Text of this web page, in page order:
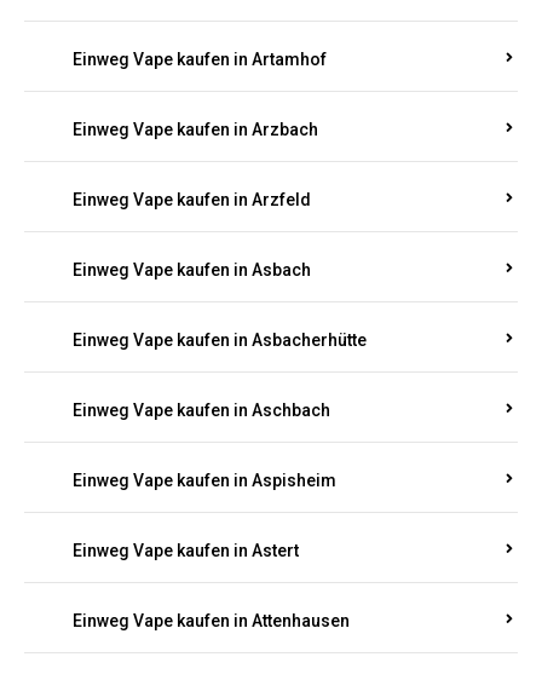
Einweg Vape kaufen in Artamhof
Einweg Vape kaufen in Arzbach
Einweg Vape kaufen in Arzfeld
Einweg Vape kaufen in Asbach
Einweg Vape kaufen in Asbacherhütte
Einweg Vape kaufen in Aschbach
Einweg Vape kaufen in Aspisheim
Einweg Vape kaufen in Astert
Einweg Vape kaufen in Attenhausen